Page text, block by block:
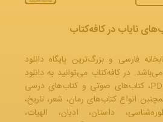
نایاب در کافه‌کتاب
فارسی و بزرگ‌ترین پایگاه دانلود
در کافه‌کتاب می‌توانید به دانلود
کتاب‌های صوتی و کتاب‌های درسی
انواع کتاب‌های رمان، شعر، تاریخ،
داستان، ادیان، الهیات،